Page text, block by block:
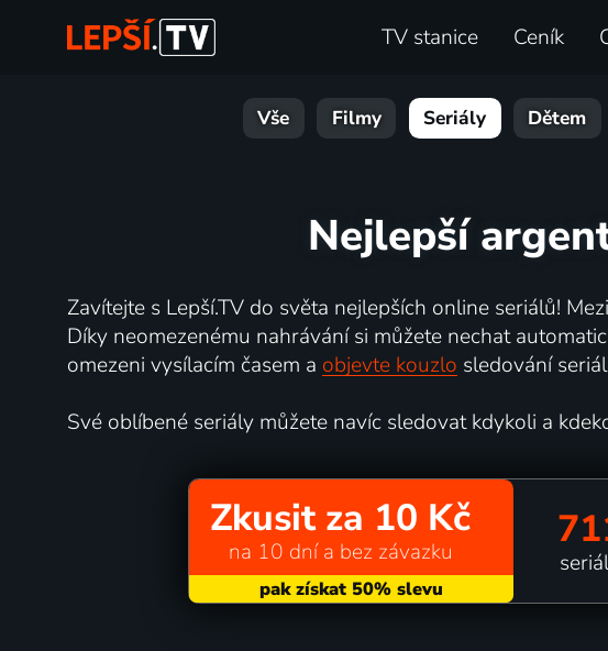
TV stanice Ceník
Vše Filmy Seriály Dětem
Nejlepší
Zavítejte s Lepší.TV do světa nejlepších online seriálů!
Díky neomezenému nahrávání si můžete nechat
omezeni vysílacím časem a objevte kouzlo sledování
Své oblíbené seriály můžete navíc sledovat kdykoli a
Zkusit za 10 Kč
na 10 dní a bez závazku